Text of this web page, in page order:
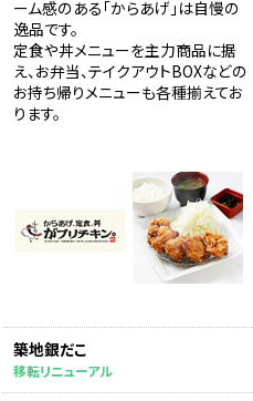
ーム感のある「からあげ」は自慢の
逸品です。
定食や丼メニューを主力商品に据
え、お弁当、テイクアウトBOXなどの
お持ち帰りメニューも各種揃えてお
ります。
築地銀だこ
移転リニューアル